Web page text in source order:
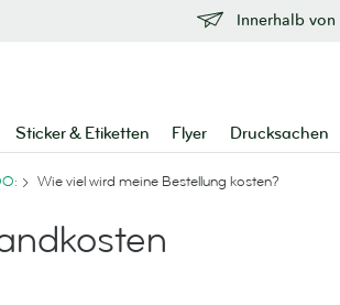
Innerhalb
Sticker & Etiketten Flyer Drucksachen
Wie viel wird meine Bestellung kosten?